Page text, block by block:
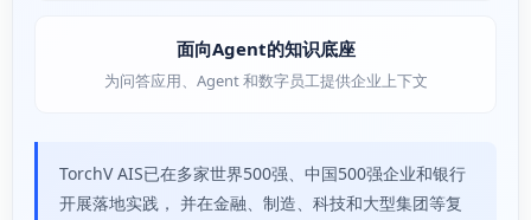
面向Agent的知识底座
为问答应用、Agent 和数字员工提供企业上下文
TorchV AIS已在多家世界500强、中国500强企业和银行
开展落地实践， 并在金融、制造、科技和大型集团等复